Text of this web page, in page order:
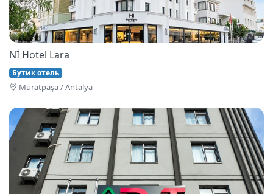
Nİ Hotel Lara
Бутик отель
Muratpaşa / Antalya